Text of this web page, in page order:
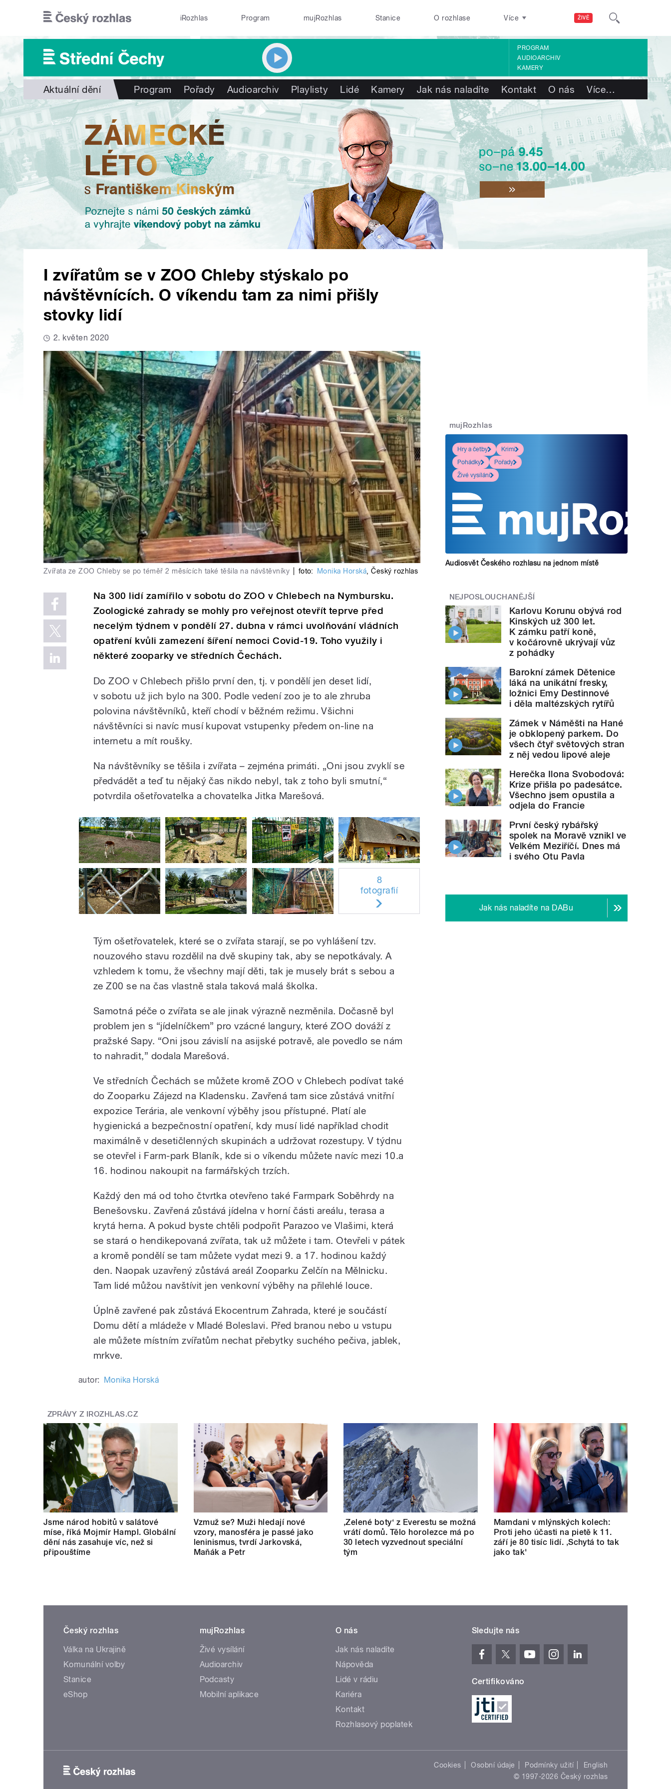
ŽIVĚ
iRozhlas Program mujRozhlas Stanice O rozhlase Více
PROGRAM
AUDIOARCHIV
KAMERY
Aktuální dění Program Pořady Audioarchiv Playlisty Lidé Kamery Jak nás naladíte Kontakt O nás Více…
I zvířatům se v ZOO Chleby stýskalo po
návštěvnících. O víkendu tam za nimi přišly
stovky lidí
2. květen 2020
Zvířata ze ZOO Chleby se po téměř 2 měsících také těšila na návštěvníky foto: Monika Horská,Český rozhlas
Na 300 lidí zamířilo v sobotu do ZOO v Chlebech na Nymbursku.
Zoologické zahrady se mohly pro veřejnost otevřít teprve před
necelým týdnem v pondělí 27. dubna v rámci uvolňování vládních
opatření kvůli zamezení šíření nemoci Covid-19. Toho využily i
některé zooparky ve středních Čechách.
Do ZOO v Chlebech přišlo první den, tj. v pondělí jen deset lidí,
v sobotu už jich bylo na 300. Podle vedení zoo je to ale zhruba
polovina návštěvníků, kteří chodí v běžném režimu. Všichni
návštěvníci si navíc musí kupovat vstupenky předem on-line na
internetu a mít roušky.
Na návštěvníky se těšila i zvířata – zejména primáti. „Oni jsou zvyklí se
předvádět a teď tu nějaký čas nikdo nebyl, tak z toho byli smutní,“
potvrdila ošetřovatelka a chovatelka Jitka Marešová.
8
fotografií
Tým ošetřovatelek, které se o zvířata starají, se po vyhlášení tzv.
nouzového stavu rozdělil na dvě skupiny tak, aby se nepotkávaly. A
vzhledem k tomu, že všechny mají děti, tak je musely brát s sebou a
ze Z00 se na čas vlastně stala taková malá školka.
Samotná péče o zvířata se ale jinak výrazně nezměnila. Dočasně byl
problem jen s “jídelníčkem” pro vzácné langury, které ZOO dováží z
pražské Sapy. “Oni jsou závislí na asijské potravě, ale povedlo se nám
to nahradit,” dodala Marešová.
Ve středních Čechách se můžete kromě ZOO v Chlebech podívat také
do Zooparku Zájezd na Kladensku. Zavřená tam sice zůstává vnitřní
expozice Terária, ale venkovní výběhy jsou přístupné. Platí ale
hygienická a bezpečnostní opatření, kdy musí lidé například chodit
maximálně v desetičlenných skupinách a udržovat rozestupy. V týdnu
se otevřel i Farm-park Blaník, kde si o víkendu můžete navíc mezi 10.a
16. hodinou nakoupit na farmářských trzích.
Každý den má od toho čtvrtka otevřeno také Farmpark Soběhrdy na
Benešovsku. Zavřená zůstává jídelna v horní části areálu, terasa a
krytá herna. A pokud byste chtěli podpořit Parazoo ve Vlašimi, která
se stará o hendikepovaná zvířata, tak už můžete i tam. Otevřeli v pátek
a kromě pondělí se tam můžete vydat mezi 9. a 17. hodinou každý
den. Naopak uzavřený zůstává areál Zooparku Zelčín na Mělnicku.
Tam lidé můžou navštívit jen venkovní výběhy na přilehlé louce.
Úplně zavřené pak zůstává Ekocentrum Zahrada, které je součástí
Domu dětí a mládeže v Mladé Boleslavi. Před branou nebo u vstupu
ale můžete místním zvířatům nechat přebytky suchého pečiva, jablek,
mrkve.
autor: Monika Horská
mujRozhlas
Hry a četby
Krimi
Pohádky
Pořady
Živé vysílání
Audiosvět Českého rozhlasu na jednom místě
NEJPOSLOUCHANĚJŠÍ
Karlovu Korunu obývá rod
Kinských už 300 let.
K zámku patří koně,
v kočárovně ukrývají vůz
z pohádky
Barokní zámek Dětenice
láká na unikátní fresky,
ložnici Emy Destinnové
i děla maltézských rytířů
Zámek v Náměšti na Hané
je obklopený parkem. Do
všech čtyř světových stran
z něj vedou lipové aleje
Herečka Ilona Svobodová:
Krize přišla po padesátce.
Všechno jsem opustila a
odjela do Francie
První český rybářský
spolek na Moravě vznikl ve
Velkém Meziříčí. Dnes má
i svého Otu Pavla
Jak nás naladíte na DABu
ZPRÁVY Z IROZHLAS.CZ
Jsme národ hobitů v salátové
míse, říká Mojmír Hampl. Globální
dění nás zasahuje víc, než si
připouštíme
Vzmuž se? Muži hledají nové
vzory, manosféra je passé jako
leninismus, tvrdí Jarkovská,
Maňák a Petr
‚Zelené boty‘ z Everestu se možná
vrátí domů. Tělo horolezce má po
30 letech vyzvednout speciální
tým
Mamdani v mlýnských kolech:
Proti jeho účasti na pietě k 11.
září je 80 tisíc lidí. ‚Schytá to tak
jako tak'
Český rozhlas
Válka na Ukrajině
Komunální volby
Stanice
eShop
mujRozhlas
Živé vysílání
Audioarchiv
Podcasty
Mobilní aplikace
O nás
Jak nás naladíte
Nápověda
Lidé v rádiu
Kariéra
Kontakt
Rozhlasový poplatek
Sledujte nás
Certifikováno
Cookies Osobní údaje Podmínky užití
English
© 1997-2026 Český rozhlas